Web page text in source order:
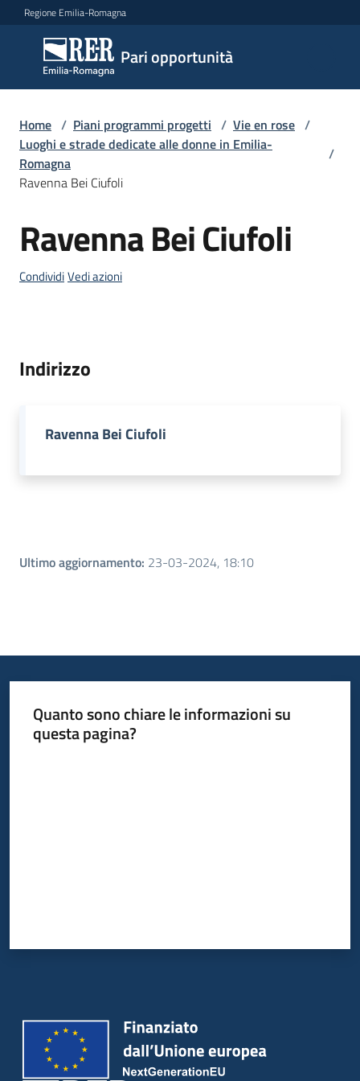
Vai al contenuto
Vai alla navigazione
Vai al footer
Regione Emilia-Romagna
Pari opportunità
Pari
opportunità
Argomenti
Servizi
Progetti
Home / Piani programmi progetti / Vie en rose /
Luoghi e strade dedicate alle donne in Emilia-
Romagna
/
Ravenna Bei Ciufoli
Salta al contenuto
Ravenna Bei Ciufoli
CondividiVedi azioni
Indirizzo
Ravenna Bei Ciufoli
Ultimo aggiornamento: 23-03-2024, 18:10
Quanto sono chiare le informazioni su
questa pagina?